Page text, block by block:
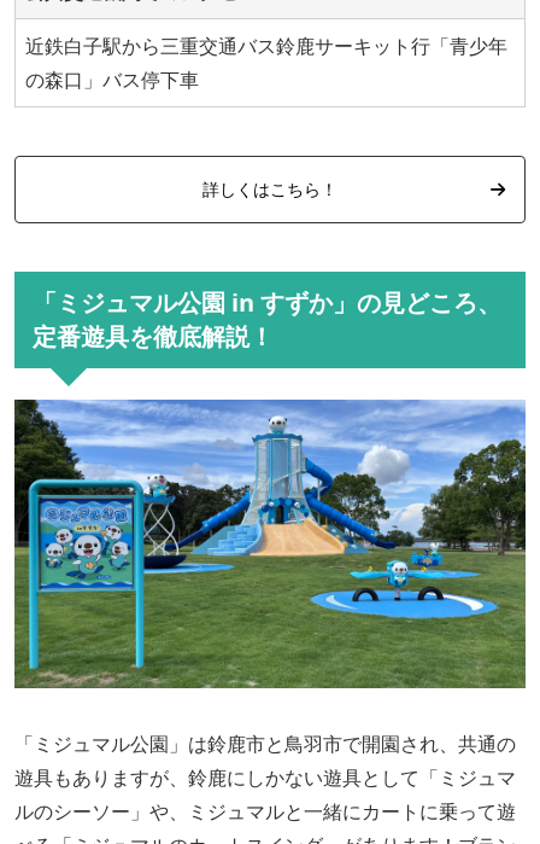
近鉄白子駅から三重交通バス鈴鹿サーキット行「青少年
の森口」バス停下車
詳しくはこちら！
「ミジュマル公園 in すずか」の見どころ、
定番遊具を徹底解説！
「ミジュマル公園」は鈴鹿市と鳥羽市で開園され、共通の
遊具もありますが、鈴鹿にしかない遊具として「ミジュマ
ルのシーソー」や、ミジュマルと一緒にカートに乗って遊